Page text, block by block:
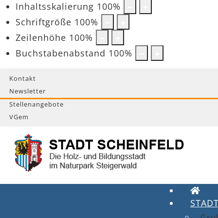
Inhaltsskalierung 100%
Schriftgröße 100%
Zeilenhöhe 100%
Buchstabenabstand 100%
Kontakt
Newsletter
Stellenangebote
VGem